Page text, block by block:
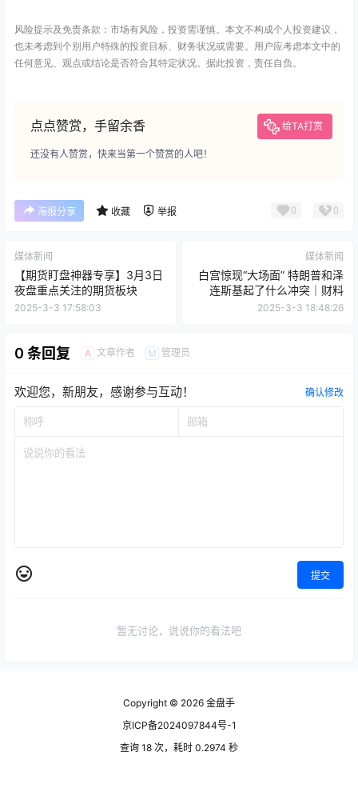
风险提示及免责条款：市场有风险，投资需谨慎。本文不构成个人投资建议，
也未考虑到个别用户特殊的投资目标、财务状况或需要。用户应考虑本文中的
任何意见、观点或结论是否符合其特定状况。据此投资，责任自负。
点点赞赏，手留余香 给TA打赏
还没有人赞赏，快来当第一个赞赏的人吧！
海报分享 收藏 举报 0 0
媒体新闻
【期货盯盘神器专享】3月3日
夜盘重点关注的期货板块
2025-3-3 17:58:03
媒体新闻
白宫惊现“大场面” 特朗普和泽
连斯基起了什么冲突｜财料
2025-3-3 18:48:26
0 条回复 A 文章作者 M 管理员
欢迎您，新朋友，感谢参与互动！ 确认修改
提交
暂无讨论，说说你的看法吧
Copyright © 2026 金盘手
京ICP备2024097844号-1
查询 18 次，耗时 0.2974 秒